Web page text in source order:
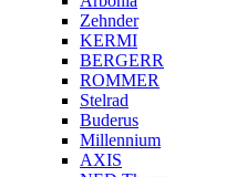
Zehnder
KERMI
BERGERR
ROMMER
Stelrad
Buderus
Millennium
AXIS